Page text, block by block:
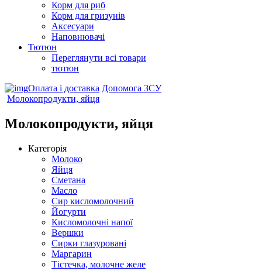
Корм для риб
Корм для гризунів
Аксесуари
Наповнювачі
Тютюн
Переглянути всі товари
тютюн
Оплата і доставка Допомога ЗСУ
Молокопродукти, яйця
Молокопродукти, яйця
Категорія
Молоко
Яйця
Сметана
Масло
Сир кисломолочний
Йогурти
Кисломолочні напої
Вершки
Сирки глазуровані
Маргарин
Тістечка, молочне желе